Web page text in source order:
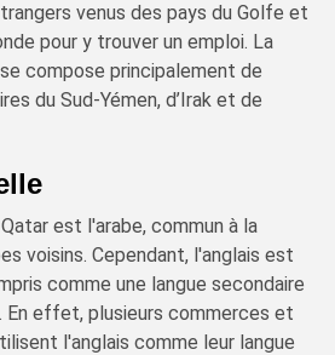
venus des pays du Golfe et
pour y trouver un emploi. La
compose principalement de
du Sud-Yémen, d’Irak et de
est l'arabe, commun à la
voisins. Cependant, l'anglais est
comme une langue secondaire
En effet, plusieurs commerces et
l'anglais comme leur langue